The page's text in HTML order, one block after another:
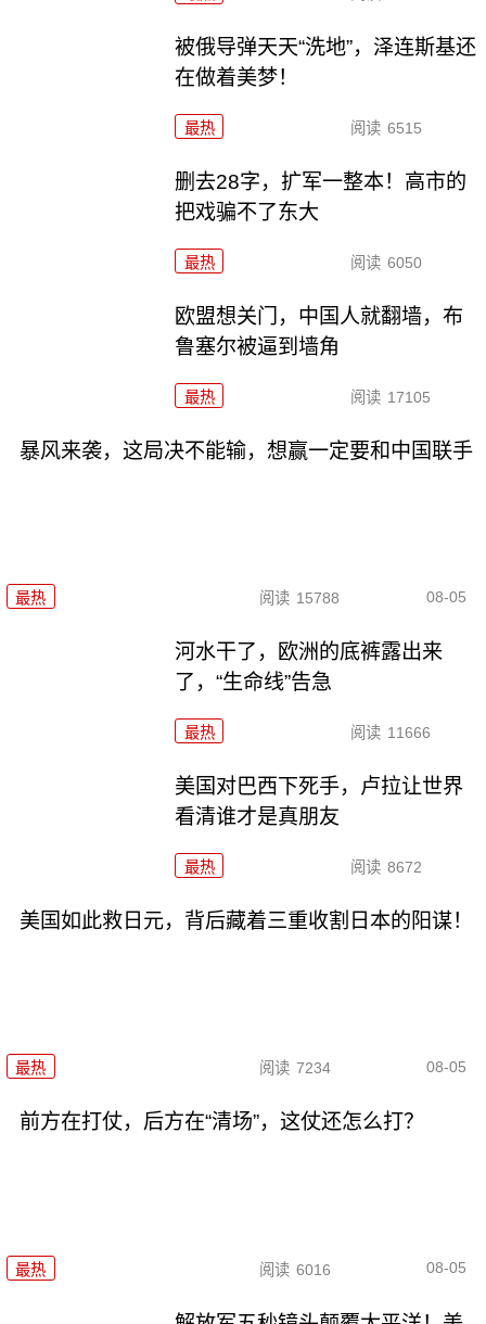
被俄导弹天天“洗地”，泽连斯基还
在做着美梦！
最热 阅读 6515
删去28字，扩军一整本！高市的
把戏骗不了东大
最热 阅读 6050
欧盟想关门，中国人就翻墙，布
鲁塞尔被逼到墙角
最热 阅读 17105
暴风来袭，这局决不能输，想赢一定要和中国联手
最热 阅读 15788 08-05
河水干了，欧洲的底裤露出来
了，“生命线”告急
最热 阅读 11666
美国对巴西下死手，卢拉让世界
看清谁才是真朋友
最热 阅读 8672
美国如此救日元，背后藏着三重收割日本的阳谋！
最热 阅读 7234 08-05
前方在打仗，后方在“清场”，这仗还怎么打？
最热 阅读 6016 08-05